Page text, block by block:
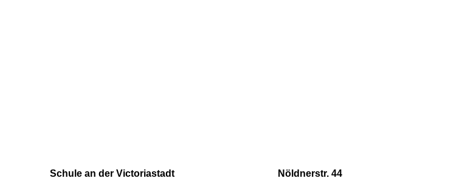
Schule an der Victoriastadt Nöldnerstr. 44